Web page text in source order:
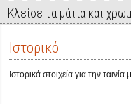
Κλείσε τα μάτια και
Ιστορικό
Ιστορικά στοιχεία για την